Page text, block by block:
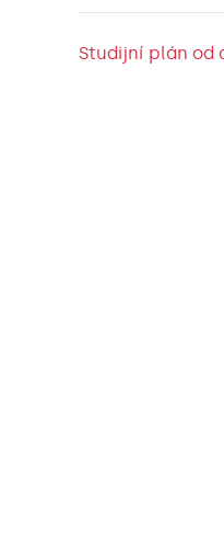
Studijní plán od